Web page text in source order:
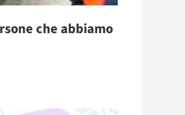
che abbiamo